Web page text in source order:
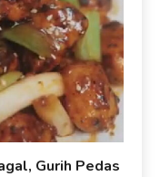
Gurih Pedas